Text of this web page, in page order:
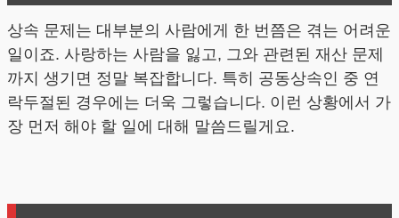
상속 문제는 대부분의 사람에게 한 번쯤은 겪는 어려운
일이죠. 사랑하는 사람을 잃고, 그와 관련된 재산 문제
까지 생기면 정말 복잡합니다. 특히 공동상속인 중 연
락두절된 경우에는 더욱 그렇습니다. 이런 상황에서 가
장 먼저 해야 할 일에 대해 말씀드릴게요.